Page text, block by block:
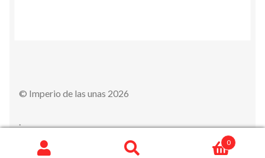
© Imperio de las unas 2026
0